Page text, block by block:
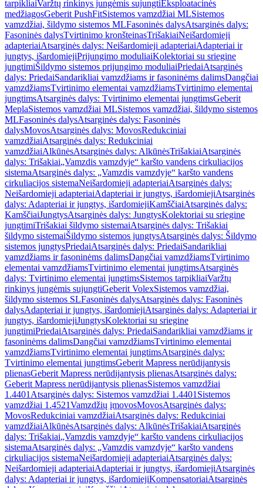
tarpikliaiVaržtų rinkinys jungėmis sujungtiEksploatacinės
medžiagosGeberit PushFitSistemos vamzdžiai MLSistemos
vamzdžiai, šildymo sistemos MLFasoninės dalysAtsarginės dalys:
Fasoninės dalysTvirtinimo kronšteinasTrišakiaiNeišardomieji
adapteriaiAtsarginės dalys: Neišardomieji adapteriaiAdapteriai ir
jungtys, išardomiejiPrijungimo moduliaiKolektoriai su sriegine
jungtimiŠildymo sistemos prijungimo moduliaiPriedaiAtsarginės
dalys: PriedaiSandarikliai vamzdžiams ir fasoninėms dalimsDangčiai
vamzdžiamsTvirtinimo elementai vamzdžiamsTvirtinimo elementai
jungtimsAtsarginės dalys: Tvirtinimo elementai jungtimsGeberit
MeplaSistemos vamzdžiai MLSistemos vamzdžiai, šildymo sistemos
MLFasoninės dalysAtsarginės dalys: Fasoninės
dalysMovosAtsarginės dalys: MovosRedukciniai
vamzdžiaiAtsarginės dalys: Redukciniai
vamzdžiaiAlkūnėsAtsarginės dalys: AlkūnėsTrišakiaiAtsarginės
dalys: Trišakiai„Vamzdis vamzdyje“ karšto vandens cirkuliacijos
sistemaAtsarginės dalys: „Vamzdis vamzdyje“ karšto vandens
cirkuliacijos sistemaNeišardomieji adapteriaiAtsarginės dalys:
Neišardomieji adapteriaiAdapteriai ir jungtys, išardomiejiAtsarginės
dalys: Adapteriai ir jungtys, išardomiejiKamščiaiAtsarginės dalys:
KamščiaiJungtysAtsarginės dalys: JungtysKolektoriai su sriegine
jungtimiTrišakiai šildymo sistemaiAtsarginės dalys: Trišakiai
šildymo sistemaiŠildymo sistemos jungtysAtsarginės dalys: Šildymo
sistemos jungtysPriedaiAtsarginės dalys: PriedaiSandarikliai
vamzdžiams ir fasoninėms dalimsDangčiai vamzdžiamsTvirtinimo
elementai vamzdžiamsTvirtinimo elementai jungtimsAtsarginės
dalys: Tvirtinimo elementai jungtimsSistemos tarpikliaiVaržtų
rinkinys jungėmis sujungtiGeberit VolexSistemos vamzdžiai,
šildymo sistemos SLFasoninės dalysAtsarginės dalys: Fasoninės
dalysAdapteriai ir jungtys, išardomiejiAtsarginės dalys: Adapteriai ir
jungtys, išardomiejiJungtysKolektoriai su sriegine
jungtimiPriedaiAtsarginės dalys: PriedaiSandarikliai vamzdžiams ir
fasoninėms dalimsDangčiai vamzdžiamsTvirtinimo elementai
vamzdžiamsTvirtinimo elementai jungtimsAtsarginės dalys:
Tvirtinimo elementai jungtimsGeberit Mapress nerūdijantysis
plienasGeberit Mapress nerūdijantysis plienasAtsarginės dalys:
Geberit Mapress nerūdijantysis plienasSistemos vamzdžiai
1.4401 Atsarginės dalys: Sistemos vamzdžiai 1.4401 Sistemos
vamzdžiai 1.4521Vamzdžių įmovosMovosAtsarginės dalys:
MovosRedukciniai vamzdžiaiAtsarginės dalys: Redukciniai
vamzdžiaiAlkūnėsAtsarginės dalys: AlkūnėsTrišakiaiAtsarginės
dalys: Trišakiai„Vamzdis vamzdyje“ karšto vandens cirkuliacijos
sistemaAtsarginės dalys: „Vamzdis vamzdyje“ karšto vandens
cirkuliacijos sistemaNeišardomieji adapteriaiAtsarginės dalys:
Neišardomieji adapteriaiAdapteriai ir jungtys, išardomiejiAtsarginės
dalys: Adapteriai ir jungtys, išardomiejiKompensatoriaiAtsarginės